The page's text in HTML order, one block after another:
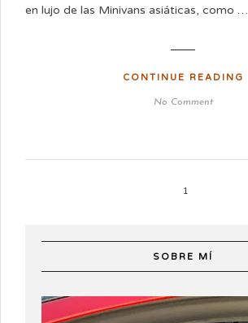
en lujo de las Minivans asiáticas, como …
CONTINUE READING
No Comment
1
SOBRE MÍ